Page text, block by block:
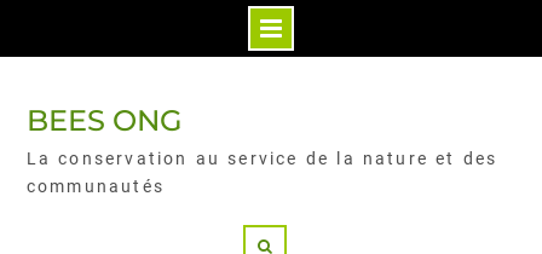
BEES ONG
La conservation au service de la nature et des
communautés